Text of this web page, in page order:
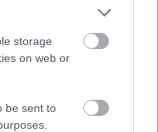
storage
on web or
be sent to
así su dinámica
€, y en noviembre